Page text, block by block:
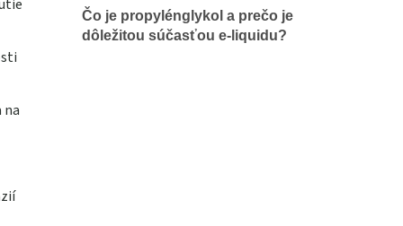
na
Čo je propylénglykol a prečo je
dôležitou súčasťou e-liquidu?